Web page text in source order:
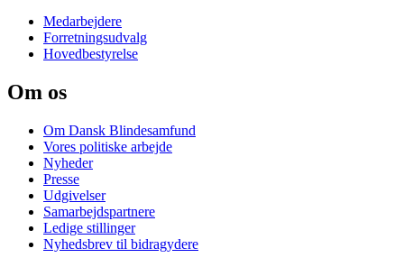
Medarbejdere
Forretningsudvalg
Hovedbestyrelse
Om os
Om Dansk Blindesamfund
Vores politiske arbejde
Nyheder
Presse
Udgivelser
Samarbejdspartnere
Ledige stillinger
Nyhedsbrev til bidragydere